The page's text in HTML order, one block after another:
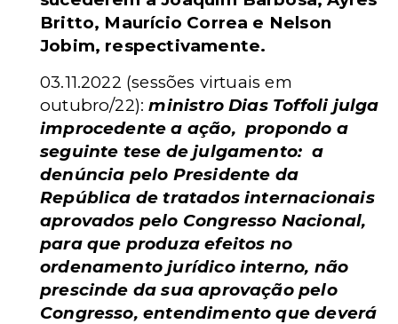
Britto, Maurício Correa e Nelson
Jobim, respectivamente.
03.11.2022 (sessões virtuais em
outubro/22):ministro Dias Toffoli julga
improcedente a ação, propondo a
seguinte tese de julgamento: a
denúncia pelo Presidente da
República de tratados internacionais
aprovados pelo Congresso Nacional,
para que produza efeitos no
ordenamento jurídico interno, não
prescinde da sua aprovação pelo
Congresso, entendimento que deverá